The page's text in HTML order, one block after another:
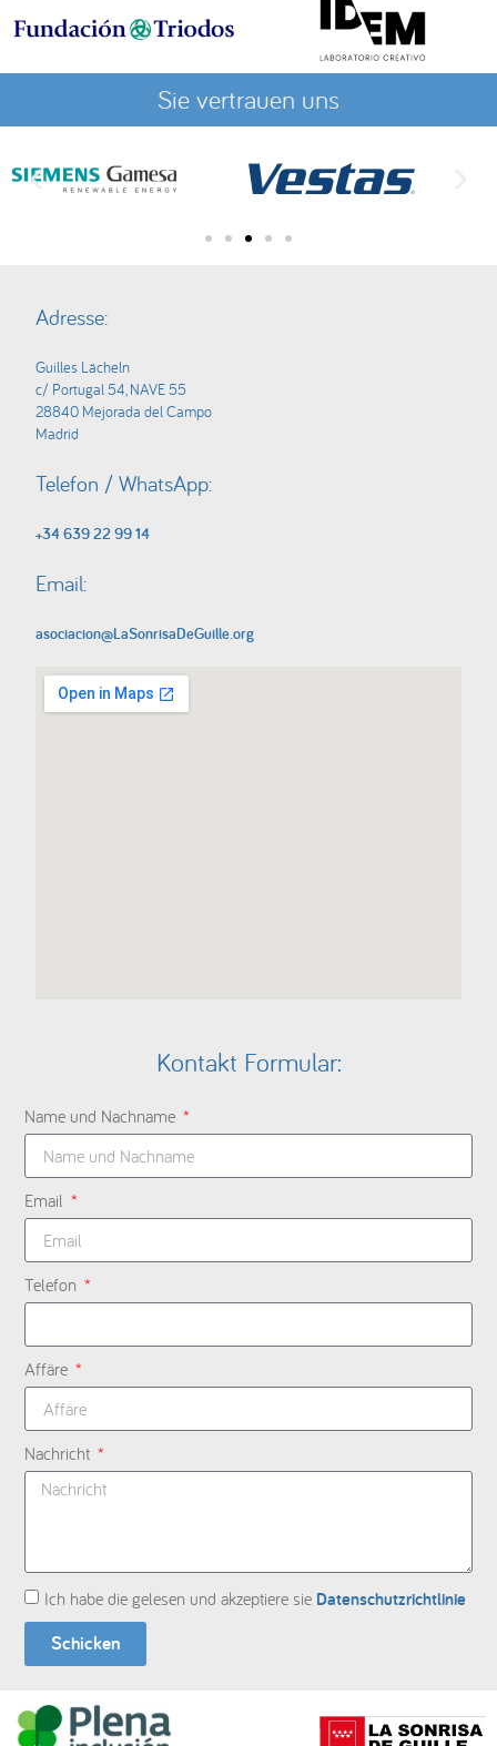
Sie vertrauen uns
Adresse:
Guilles Lächeln
c/ Portugal 54, NAVE 55
28840 Mejorada del Campo
Madrid
Telefon / WhatsApp:
+34 639 22 99 14
Email:
asociacion@LaSonrisaDeGuille.org
Kontakt Formular:
Name und Nachname
Email
Telefon
Affäre
Nachricht
Ich habe die gelesen und akzeptiere sie Datenschutzrichtlinie
Schicken